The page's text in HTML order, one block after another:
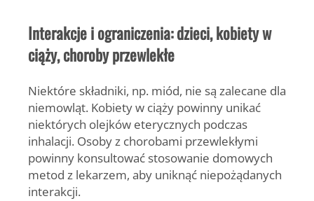
Interakcje i ograniczenia: dzieci, kobiety w
ciąży, choroby przewlekłe
Niektóre składniki, np. miód, nie są zalecane dla
niemowląt. Kobiety w ciąży powinny unikać
niektórych olejków eterycznych podczas
inhalacji. Osoby z chorobami przewlekłymi
powinny konsultować stosowanie domowych
metod z lekarzem, aby uniknąć niepożądanych
interakcji.